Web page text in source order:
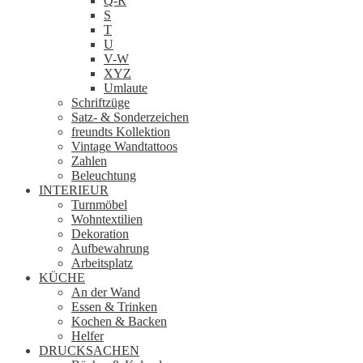
S
T
U
V-W
XYZ
Umlaute
Schriftzüge
Satz- & Sonderzeichen
freundts Kollektion
Vintage Wandtattoos
Zahlen
Beleuchtung
INTERIEUR
Turnmöbel
Wohntextilien
Dekoration
Aufbewahrung
Arbeitsplatz
KÜCHE
An der Wand
Essen & Trinken
Kochen & Backen
Helfer
DRUCKSACHEN